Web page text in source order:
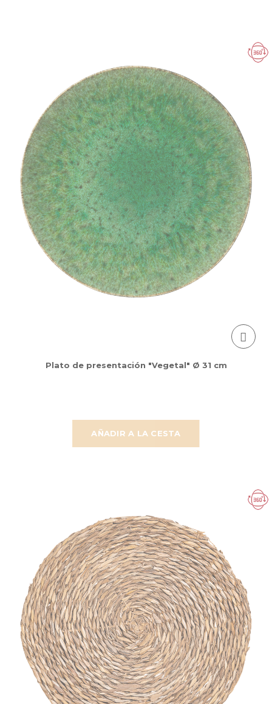
AÑADIR A LA CESTA
Plato de presentación "Vegetal" Ø 31 cm